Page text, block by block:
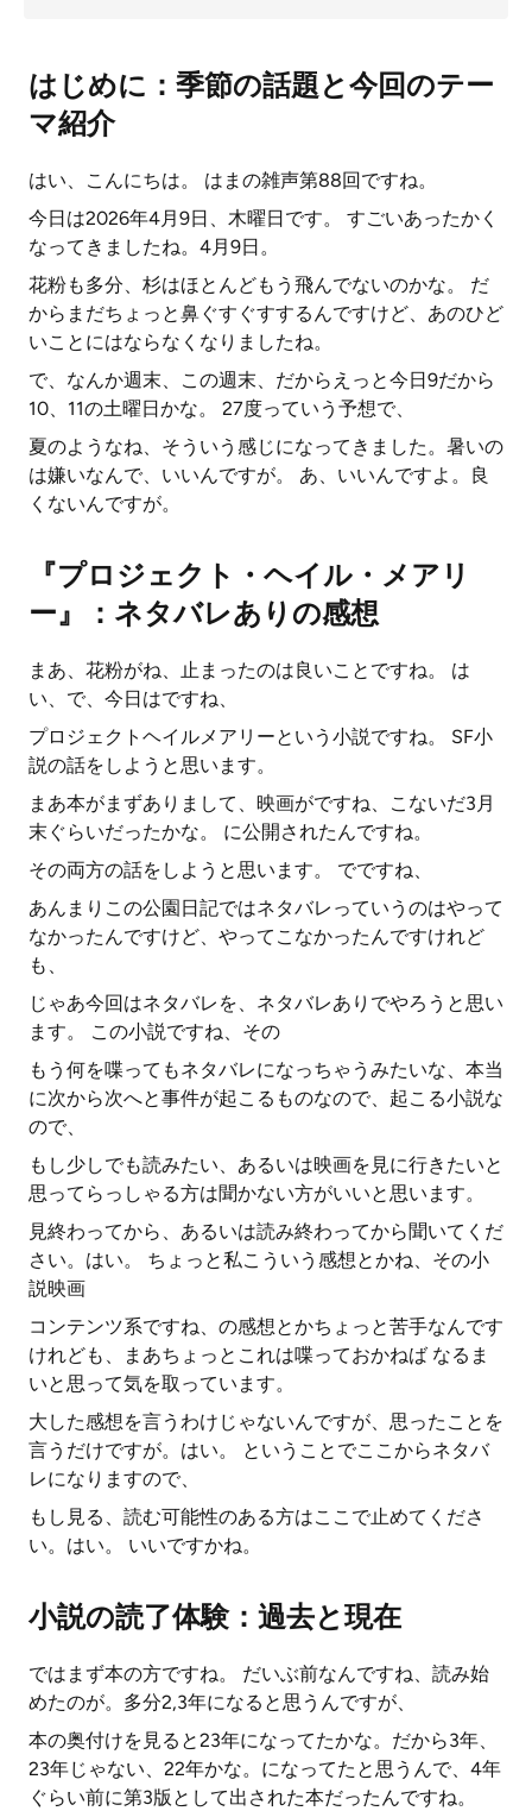
はじめに：季節の話題と今回のテー
マ紹介
はい、こんにちは。 はまの雑声第88回ですね。
今日は2026年4月9日、木曜日です。 すごいあったかく
なってきましたね。4月9日。
花粉も多分、杉はほとんどもう飛んでないのかな。 だ
からまだちょっと鼻ぐすぐすするんですけど、あのひど
いことにはならなくなりましたね。
で、なんか週末、この週末、だからえっと今日9だから
10、11の土曜日かな。 27度っていう予想で、
夏のようなね、そういう感じになってきました。暑いの
は嫌いなんで、いいんですが。 あ、いいんですよ。良
くないんですが。
『プロジェクト・ヘイル・メアリ
ー』：ネタバレありの感想
まあ、花粉がね、止まったのは良いことですね。 は
い、で、今日はですね、
プロジェクトヘイルメアリーという小説ですね。 SF小
説の話をしようと思います。
まあ本がまずありまして、映画がですね、こないだ3月
末ぐらいだったかな。 に公開されたんですね。
その両方の話をしようと思います。 でですね、
あんまりこの公園日記ではネタバレっていうのはやって
なかったんですけど、やってこなかったんですけれど
も、
じゃあ今回はネタバレを、ネタバレありでやろうと思い
ます。 この小説ですね、その
もう何を喋ってもネタバレになっちゃうみたいな、本当
に次から次へと事件が起こるものなので、起こる小説な
ので、
もし少しでも読みたい、あるいは映画を見に行きたいと
思ってらっしゃる方は聞かない方がいいと思います。
見終わってから、あるいは読み終わってから聞いてくだ
さい。はい。 ちょっと私こういう感想とかね、その小
説映画
コンテンツ系ですね、の感想とかちょっと苦手なんです
けれども、まあちょっとこれは喋っておかねば なるま
いと思って気を取っています。
大した感想を言うわけじゃないんですが、思ったことを
言うだけですが。はい。 ということでここからネタバ
レになりますので、
もし見る、読む可能性のある方はここで止めてくださ
い。はい。 いいですかね。
小説の読了体験：過去と現在
ではまず本の方ですね。 だいぶ前なんですね、読み始
めたのが。多分2,3年になると思うんですが、
本の奥付けを見ると23年になってたかな。だから3年、
23年じゃない、22年かな。になってたと思うんで、4年
ぐらい前に第3版として出された本だったんですね。